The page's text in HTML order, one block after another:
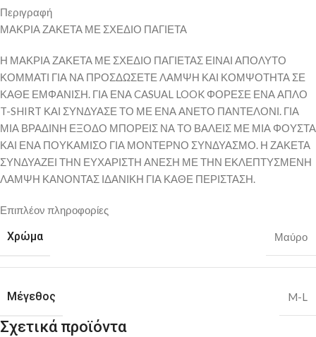
Περιγραφή
ΜΑΚΡΙΑ ΖΑΚΕΤΑ ΜΕ ΣΧΕΔΙΟ ΠΑΓΙΕΤΑ
Η ΜΑΚΡΙΑ ΖΑΚΕΤΑ ΜΕ ΣΧΕΔΙΟ ΠΑΓΙΕΤΑΣ ΕΙΝΑΙ ΑΠΟΛΥΤΟ
ΚΟΜΜΑΤΙ ΓΙΑ ΝΑ ΠΡΟΣΔΩΣΕΤΕ ΛΑΜΨΗ ΚΑΙ ΚΟΜΨΟΤΗΤΑ ΣΕ
ΚΑΘΕ ΕΜΦΑΝΙΣΗ. ΓΙΑ ΕΝΑ CASUAL LOOK ΦΟΡΕΣΕ ΕΝΑ ΑΠΛΟ
T-SHIRT ΚΑΙ ΣΥΝΔΥΑΣΕ ΤΟ ΜΕ ΕΝΑ ΑΝΕΤΟ ΠΑΝΤΕΛΟΝΙ. ΓΙΑ
ΜΙΑ ΒΡΑΔΙΝΗ ΕΞΟΔΟ ΜΠΟΡΕΙΣ ΝΑ ΤΟ ΒΑΛΕΙΣ ΜΕ ΜΙΑ ΦΟΥΣΤΑ
ΚΑΙ ΕΝΑ ΠΟΥΚΑΜΙΣΟ ΓΙΑ ΜΟΝΤΕΡΝΟ ΣΥΝΔΥΑΣΜΟ. Η ΖΑΚΕΤΑ
ΣΥΝΔΥΑΖΕΙ ΤΗΝ ΕΥΧΑΡΙΣΤΗ ΑΝΕΣΗ ΜΕ ΤΗΝ ΕΚΛΕΠΤΥΣΜΕΝΗ
ΛΑΜΨΗ ΚΑΝΟΝΤΑΣ ΙΔΑΝΙΚΗ ΓΙΑ ΚΑΘΕ ΠΕΡΙΣΤΑΣΗ.
Επιπλέον πληροφορίες
Χρώμα Μαύρο
Μέγεθος M-L
Σχετικά προϊόντα